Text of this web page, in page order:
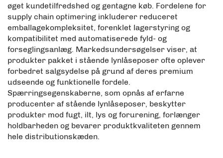
øget kundetilfredshed og gentagne køb. Fordelene for
supply chain optimering inkluderer reduceret
emballagekompleksitet, forenklet lagerstyring og
kompatibilitet med automatiserede fyld- og
forseglingsanlæg. Markedsundersøgelser viser, at
produkter pakket i stående lynlåseposer ofte oplever
forbedret salgsydelse på grund af deres premium
udseende og funktionelle fordele.
Spærringsegenskaberne, som opnås af erfarne
producenter af stående lynlåseposer, beskytter
produkter mod fugt, ilt, lys og forurening, forlænger
holdbarheden og bevarer produktkvaliteten gennem
hele distributionskæden.